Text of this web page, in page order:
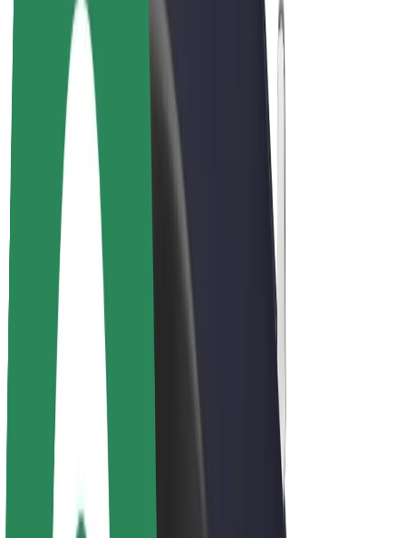
Flotas
Franquicias
Empresa
Trabajá con nosotros
Acerca de Bolt
Sostenibilidad en Bolt
Project Zero
Blog
Sala de prensa
Directrices de la marca
Misión
Relación con inversores
Liderazgo
Marca
Medios
Fondo Urbano
Seguridad